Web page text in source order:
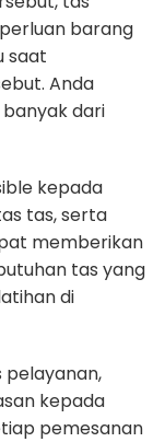
barang
saat
Anda
dari
kepada
tas, serta
memberikan
tas yang
di
pelayanan,
kepada
pemesanan